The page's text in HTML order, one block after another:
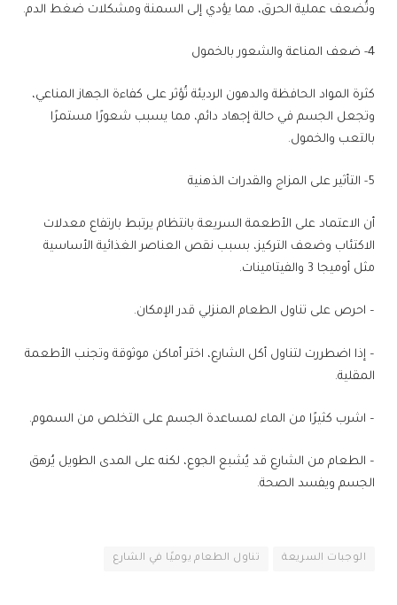
وتُضعف عملية الحرق، مما يؤدي إلى السمنة ومشكلات ضغط الدم.
4- ضعف المناعة والشعور بالخمول
كثرة المواد الحافظة والدهون الرديئة تُؤثر على كفاءة الجهاز المناعي،
وتجعل الجسم في حالة إجهاد دائم، مما يسبب شعورًا مستمرًا
بالتعب والخمول.
5- التأثير على المزاج والقدرات الذهنية
أن الاعتماد على الأطعمة السريعة بانتظام يرتبط بارتفاع معدلات
الاكتئاب وضعف التركيز، بسبب نقص العناصر الغذائية الأساسية
مثل أوميجا 3 والفيتامينات.
– احرص على تناول الطعام المنزلي قدر الإمكان.
– إذا اضطررت لتناول أكل الشارع، اختر أماكن موثوقة وتجنب الأطعمة
المقلية.
– اشرب كثيرًا من الماء لمساعدة الجسم على التخلص من السموم.
– الطعام من الشارع قد يُشبع الجوع، لكنه على المدى الطويل يُرهق
الجسم ويفسد الصحة.
الوجبات السريعة تناول الطعام يوميًا في الشارع